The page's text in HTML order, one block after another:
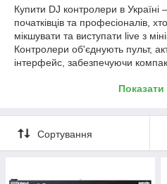
Купити DJ контролери в
початківців та професіоналів,
мікшувати та виступати live з
Контролери об'єднують пульт,
інтерфейс, забезпечуючи
та падів. Переваги: мобільність,
вибір для клубів, заходів та
Показати
Сортування